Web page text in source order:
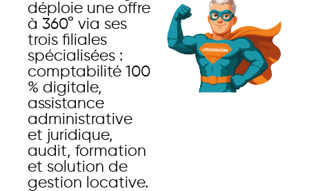
déploie une offre
à 360° via ses
trois filiales
spécialisées :
comptabilité 100
% digitale,
assistance
administrative
et juridique,
audit, formation
et solution de
gestion locative.